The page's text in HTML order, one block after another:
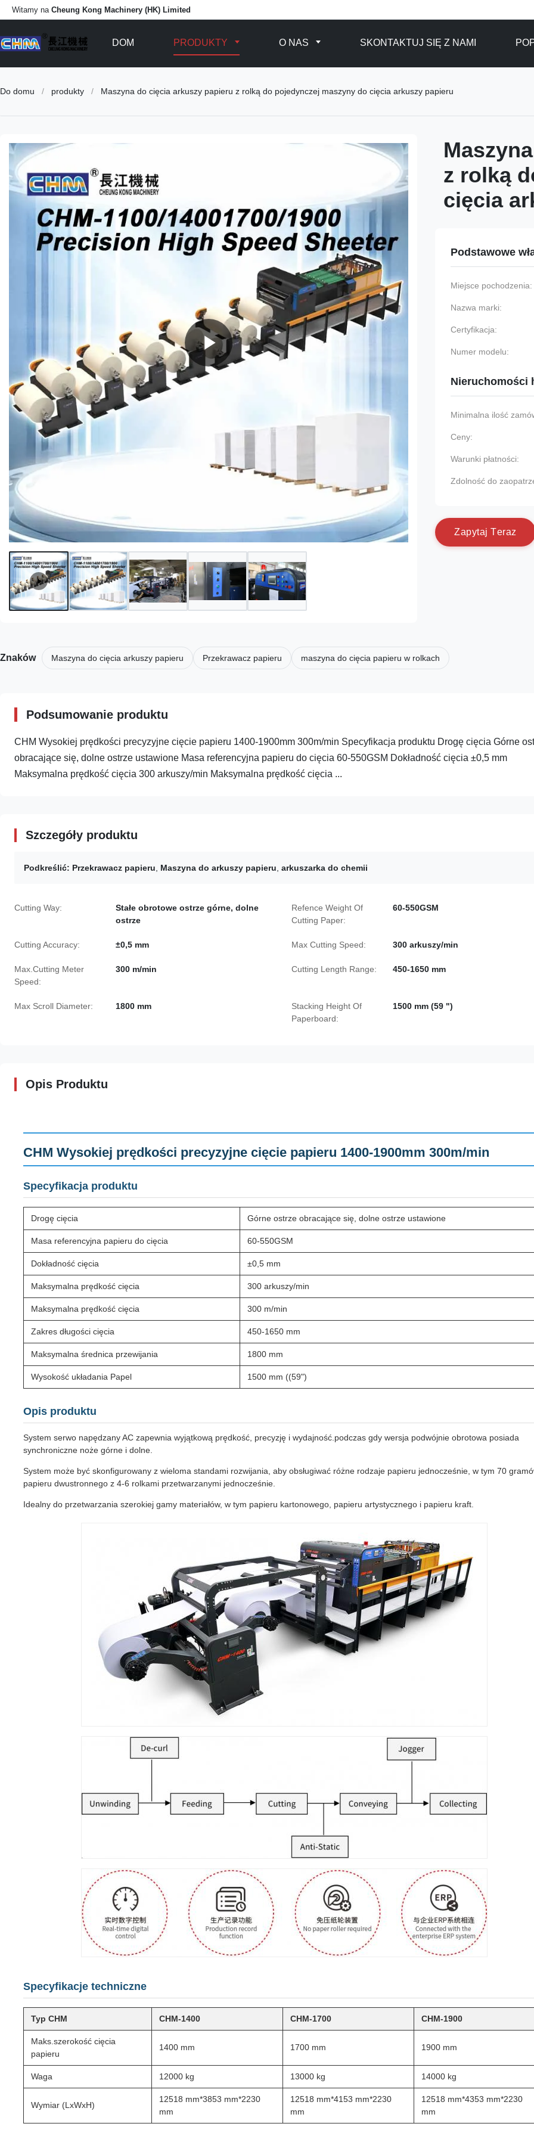
Witamy na Cheung Kong Machinery (HK) Limited
DOM PRODUKTY O NAS SKONTAKTUJ SIĘ Z NAMI
Do domu / produkty / Maszyna do cięcia arkuszy papieru z rolką do pojedynczej maszyny do cięcia arkuszy papieru
z rolką
cięcia
Podstawowe
Miejsce pochodzenia:
Nazwa marki:
Certyfikacja:
Numer modelu:
Nieruchomości
Minimalna ilość
Ceny:
Warunki płatności:
Zdolność do
Zapytaj Teraz
Znaków Maszyna do cięcia arkuszy papieru Przekrawacz papieru maszyna do cięcia papieru w rolkach
Podsumowanie produktu
CHM Wysokiej prędkości precyzyjne cięcie papieru 1400-1900mm 300m/min Specyfikacja produktu Drogę cięcia Górne
obracające się, dolne ostrze ustawione Masa referencyjna papieru do cięcia 60-550GSM Dokładność cięcia ±0,5 mm
Maksymalna prędkość cięcia 300 arkuszy/min Maksymalna prędkość cięcia ...
Szczegóły produktu
Podkreślić: Przekrawacz papieru Maszyna do arkuszy papieru arkuszarka do chemii
Cutting Way:
Stałe obrotowe ostrze górne, dolne
ostrze
Refence Weight Of
Cutting Paper:
60-550GSM
Cutting Accuracy: ±0,5 mm Max Cutting Speed: 300 arkuszy/min
Max.Cutting Meter
Speed:
300 m/min Cutting Length Range: 450-1650 mm
Max Scroll Diameter: 1800 mm
Stacking Height Of
Paperboard:
1500 mm (59 ")
Opis Produktu
CHM Wysokiej prędkości precyzyjne cięcie papieru 1400-1900mm 300m/min
Specyfikacja produktu
Drogę cięcia Górne ostrze obracające się, dolne ostrze ustawione
Masa referencyjna papieru do cięcia 60-550GSM
Dokładność cięcia ±0,5 mm
Maksymalna prędkość cięcia 300 arkuszy/min
Maksymalna prędkość cięcia 300 m/min
Zakres długości cięcia 450-1650 mm
Maksymalna średnica przewijania 1800 mm
Wysokość układania Papel 1500 mm ((59")
Opis produktu
System serwo napędzany AC zapewnia wyjątkową prędkość, precyzję i wydajność.podczas gdy wersja podwójnie obrotowa posiada
synchroniczne noże górne i dolne.
System może być skonfigurowany z wieloma standami rozwijania, aby obsługiwać różne rodzaje papieru jednocześnie, w tym 70
papieru dwustronnego z 4-6 rolkami przetwarzanymi jednocześnie.
Idealny do przetwarzania szerokiej gamy materiałów, w tym papieru kartonowego, papieru artystycznego i papieru kraft.
Specyfikacje techniczne
Typ CHM CHM-1400 CHM-1700 CHM-1900
Maks.szerokość cięcia
papieru
1400 mm 1700 mm 1900 mm
Waga 12000 kg 13000 kg 14000 kg
Wymiar (LxWxH)
12518 mm*3853 mm*2230
mm
12518 mm*4153 mm*2230
mm
12518 mm*4353 mm*2230
mm